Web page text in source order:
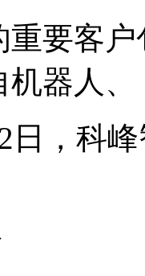
客户
器人
，科峰